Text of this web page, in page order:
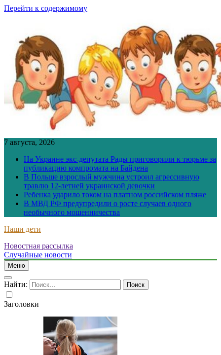
Перейти к содержимому
7 августа, 2026
На Украине экс-депутата Рады приговорили к тюрьме за
публикацию компромата на Байдена
В Польше взрослый мужчина устроил агрессивную
травлю 12-летней украинской девочки
Ребенка ударило током на платном российском пляже
В МВД РФ предупредили о росте случаев одного
необычного мошенничества
Наши дети
Новостная рассылка
Случайные новости
Меню
Найти:
Заголовки